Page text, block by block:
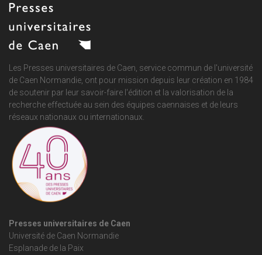
Les Presses universitaires de Caen, service commun de l'université
de Caen Normandie, ont pour mission depuis leur création en 1984
de soutenir par leur savoir-faire l'édition et la valorisation de la
recherche effectuée au sein des équipes caennaises et de leurs
réseaux nationaux ou internationaux.
Presses universitaires de Caen
Université de Caen Normandie
Esplanade de la Paix